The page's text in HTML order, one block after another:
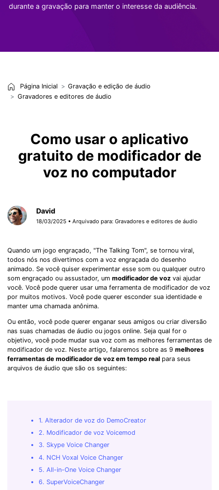
durante a gravação para manter o interesse da audiência.
Página Inicial
Gravação e edição de áudio
Gravadores e editores de áudio
Como usar o aplicativo
gratuito de modificador de
voz no computador
David
18/03/2025 • Arquivado para:Gravadores e editores de áudio
Quando um jogo engraçado, "The Talking Tom", se tornou viral,
todos nós nos divertimos com a voz engraçada do desenho
animado. Se você quiser experimentar esse som ou qualquer outro
som engraçado ou assustador, um modificador de voz vai ajudar
você. Você pode querer usar uma ferramenta de modificador de voz
por muitos motivos. Você pode querer esconder sua identidade e
manter uma chamada anônima.
Ou então, você pode querer enganar seus amigos ou criar diversão
nas suas chamadas de áudio ou jogos online. Seja qual for o
objetivo, você pode mudar sua voz com as melhores ferramentas de
modificador de voz. Neste artigo, falaremos sobre as 9 melhores
ferramentas de modificador de voz em tempo real para seus
arquivos de áudio que são os seguintes:
1. Alterador de voz do DemoCreator
2. Modificador de voz Voicemod
3. Skype Voice Changer
4. NCH Voxal Voice Changer
5. All-in-One Voice Changer
6. SuperVoiceChanger